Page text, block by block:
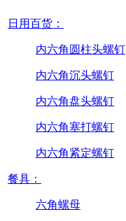
日用百货：
内六角圆柱头螺钉
内六角沉头螺钉
内六角盘头螺钉
内六角塞打螺钉
内六角紧定螺钉
餐具：
六角螺母